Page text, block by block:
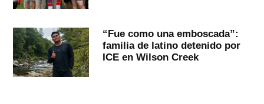
“Fue como una emboscada”:
familia de latino detenido por
ICE en Wilson Creek